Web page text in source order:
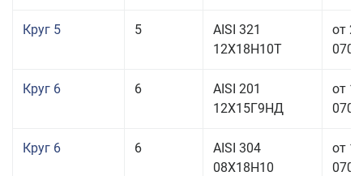
Круг 5 5
AISI 321
12Х18Н10Т
от
Круг 6 6
AISI 201
12Х15Г9НД
от
Круг 6 6
AISI 304
08Х18Н10
от